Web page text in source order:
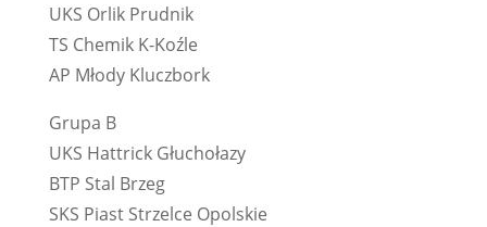
UKS Orlik Prudnik
TS Chemik K-Koźle
AP Młody Kluczbork
Grupa B
UKS Hattrick Głuchołazy
BTP Stal Brzeg
SKS Piast Strzelce Opolskie